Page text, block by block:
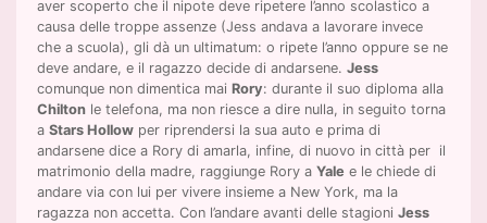
aver scoperto che il nipote deve ripetere l’anno scolastico a
causa delle troppe assenze (Jess andava a lavorare invece
che a scuola), gli dà un ultimatum: o ripete l’anno oppure se ne
deve andare, e il ragazzo decide di andarsene.Jess
comunque non dimentica maiRory: durante il suo diploma alla
Chilton le telefona, ma non riesce a dire nulla, in seguito torna
aStars Hollow per riprendersi la sua auto e prima di
andarsene dice a Rory di amarla, infine, di nuovo in città per il
matrimonio della madre, raggiunge Rory aYale e le chiede di
andare via con lui per vivere insieme a New York, ma la
ragazza non accetta. Con l’andare avanti delle stagioniJess